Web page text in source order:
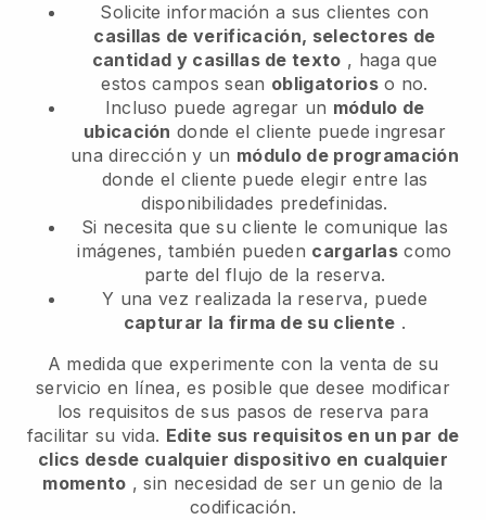
Solicite información a sus clientes con
casillas de verificación, selectores de
cantidad y casillas de texto , haga que
estos campos sean obligatorioso no.
Incluso puede agregar un módulo de
ubicación donde el cliente puede ingresar
una dirección y un módulo de programación
donde el cliente puede elegir entre las
disponibilidades predefinidas.
Si necesita que su cliente le comunique las
imágenes, también pueden cargarlas como
parte del flujo de la reserva.
Y una vez realizada la reserva, puede
capturar la firma de su cliente .
A medida que experimente con la venta de su
servicio en línea, es posible que desee modificar
los requisitos de sus pasos de reserva para
facilitar su vida. Edite sus requisitos en un par de
clics desde cualquier dispositivo en cualquier
momento , sin necesidad de ser un genio de la
codificación.